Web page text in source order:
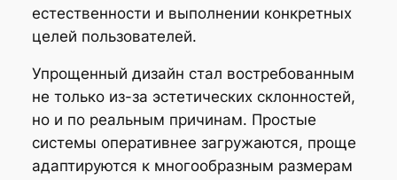
естественности и выполнении конкретных
целей пользователей.
Упрощенный дизайн стал востребованным
не только из-за эстетических склонностей,
но и по реальным причинам. Простые
системы оперативнее загружаются, проще
адаптируются к многообразным размерам